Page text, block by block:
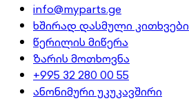
info@myparts.ge
ხშირად დასმული კითხვები
წერილის მიწერა
ზარის მოთხოვნა
+995 32 280 00 55
ანონიმური უკუკავშირი